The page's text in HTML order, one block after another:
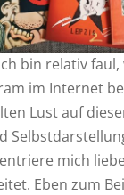
bin relativ faul,
im Internet
Lust auf
mich
Eben zum